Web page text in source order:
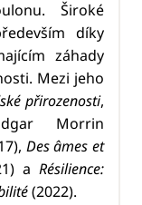
Široké
díky
záhady
Mezi jeho
přirozenosti,
Morrin
Des âmes et
aRésilience:
(2022).